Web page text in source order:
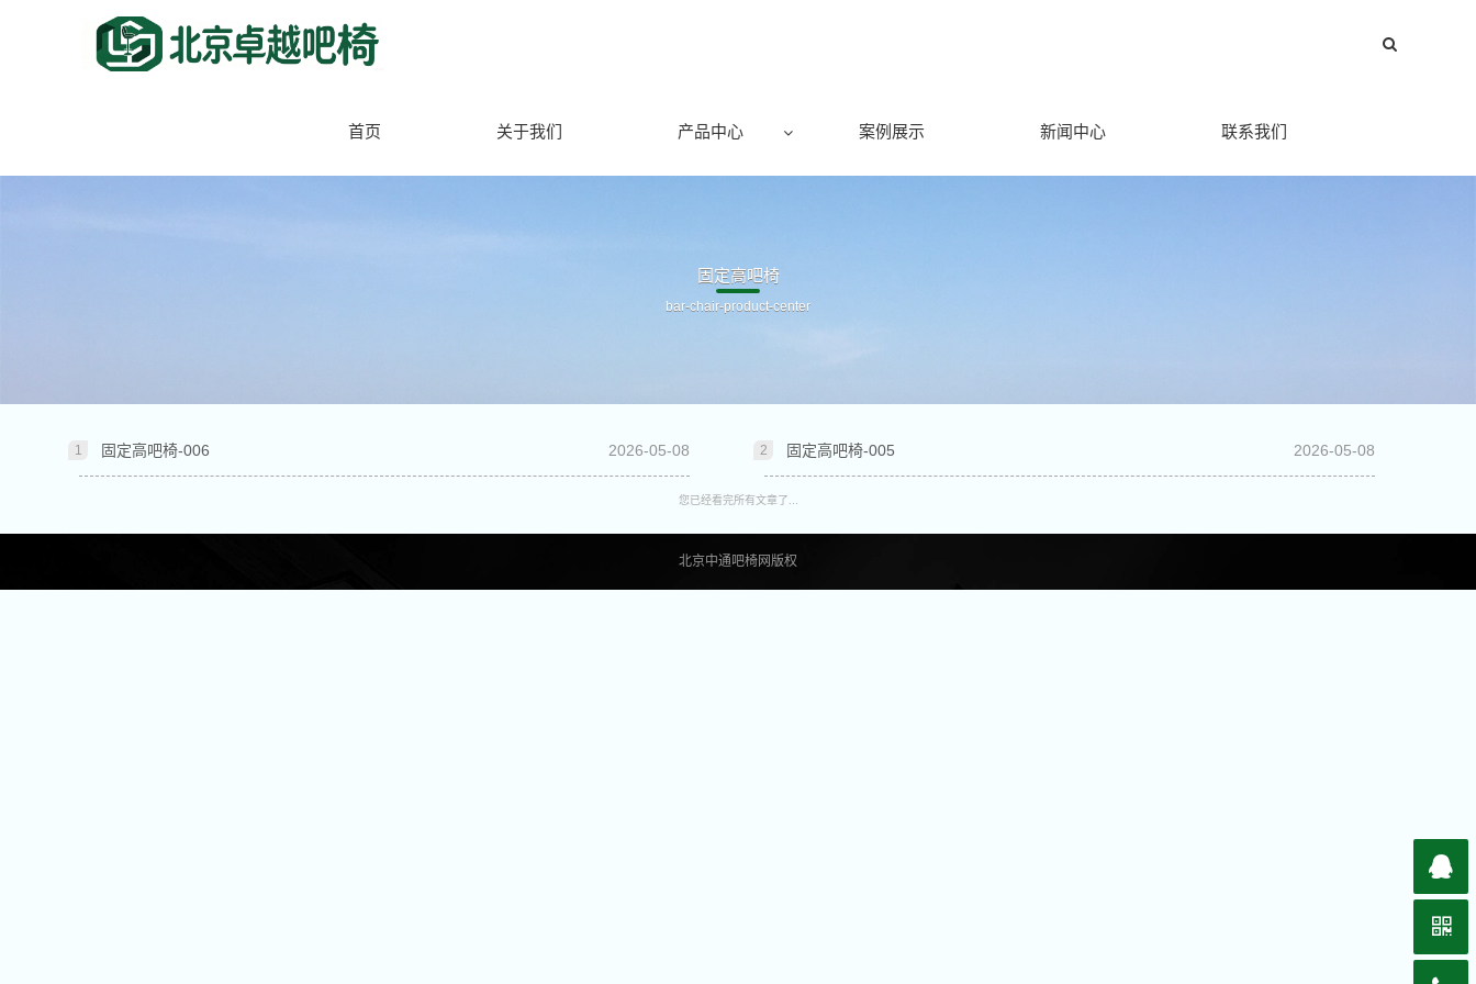
首页 关于我们 产品中心 案例展示 新闻中心 联系我们
固定高吧椅
bar-chair-product-center
固定高吧椅-006 2026-05-08 固定高吧椅-005 2026-05-08
您已经看完所有文章了...
北京中通吧椅网版权